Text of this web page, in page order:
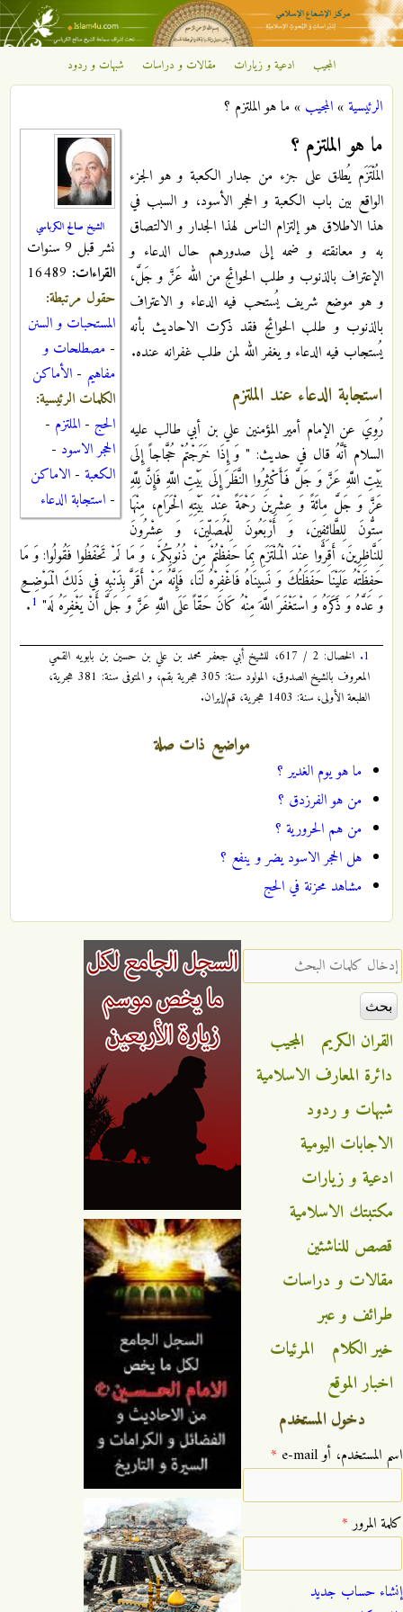
تجاوز إلى المحتوى الرئيسي
مركز
الإشعاع
الإسلامي
المجيب ادعية و زيارات مقالات و دراسات شبهات و ردود
أنت هنا
الرئيسية»المجيب »ما هو الملتزم ؟
الشيخ صالح الكرباسي
نشر قبل 9 سنوات
القراءات:
حقول مرتبطة:
المستحبات و السنن
- مصطلحات و
مفاهيم - الأماكن
الكلمات الرئيسية:
الحج - الملتزم -
الحجر الاسود -
الكعبة - الاماكن
- استجابة الدعاء
ما هو الملتزم ؟
المُلْتَزَم يُطلق على جزء من جدار الكعبة و هو الجزء
الواقع بين باب الكعبة و الحجر الأسود، و السبب في
هذا الاطلاق هو إلتزام الناس لهذا الجدار و الالتصاق
به و معانقته و ضمه إلى صدورهم حال الدعاء و
الإعتراف بالذنوب و طلب الحوائج من الله عَزَّ و جَلَّ،
و هو موضع شريف يُستحب فيه الدعاء و الاعتراف
بالذنوب و طلب الحوائج فقد ذكرت الاحاديث بأنه
يُستجاب فيه الدعاء و يغفر الله لمن طلب غفرانه عنده.
استجابة الدعاء عند الملتزم
رُوِيَ عن الإمام أمير المؤمنين علي بن أبي طالب عليه
السلام أنَّهُ قال في حديث: " وَ إِذَا خَرَجْتُمْ حُجَّاجاً إِلَى
بَيْتِ اللَّهِ عَزَّ وَ جَلَّ فَأَكْثِرُوا النَّظَرَ إِلَى بَيْتِ اللَّهِ فَإِنَّ لِلَّهِ
عَزَّ وَ جَلَّ مِائَةً وَ عِشْرِينَ رَحْمَةً عِنْدَ بَيْتِهِ الْحَرَامِ، مِنْهَا
سِتُّونَ لِلطَّائِفِينَ، وَ أَرْبَعُونَ لِلْمُصَلِّينَ، وَ عِشْرُونَ
لِلنَّاظِرِينَ، أَقِرُّوا عِنْدَ الْمُلْتَزَمِ‏ بِمَا حَفِظْتُمْ مِنْ ذُنُوبِكُمْ، وَ مَا لَمْ تَحْفَظُوا فَقُولُوا: وَ مَا
حَفِظَتْهُ‏ عَلَيْنَا حَفَظَتُكَ وَ نَسِينَاهُ فَاغْفِرْهُ لَنَا، فَإِنَّهُ مَنْ أَقَرَّ بِذَنْبِهِ فِي ذَلِكَ الْمَوْضِعِ
وَ عَدَّهُ وَ ذَكَرَهُ وَ اسْتَغْفَرَ اللَّهَ مِنْهُ كَانَ حَقّاً عَلَى اللَّهِ عَزَّ وَ جَلَّ أَنْ يَغْفِرَهُ لَه‏" 1
.
1.
الخصال: 2 / 617، للشيخ أبي جعفر محمد بن علي بن حسين بن بابويه القمي
المعروف بالشيخ الصدوق، المولود سنة: 305 هجرية بقم، و المتوفى سنة: 381 هجرية،
الطبعة الأولى، سنة: 1403 هجرية، قم/إيران.
مواضيع ذات صلة
ما هو يوم الغدير ؟
من هو الفرزدق ؟
من هم الحرورية ؟
هل الحجر الاسود يضر و ينفع ؟
مشاهد محزنة في الحج
‏إدخال كلمات البحث ‏
القران الكريم
المجيب
دائرة المعارف الاسلامية
شبهات و ردود
الاجابات اليومية
ادعية و زيارات
مكتبتك الاسلامية
قصص للناشئين
مقالات و دراسات
طرائف و عبر
خير الكلام
المرئيات
اخبار الموقع
دخول المستخدم
‏اسم المستخدم، أو e-mail ‏ *
‏كلمة المرور ‏*
إنشاء حساب جديد